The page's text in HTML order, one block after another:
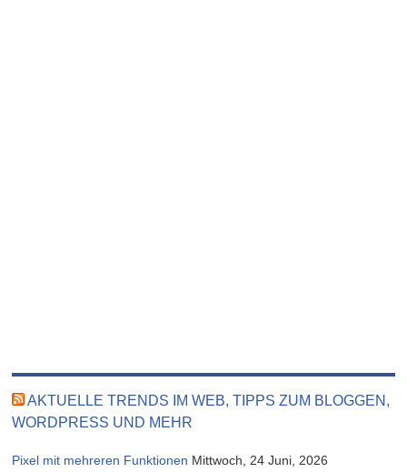
AKTUELLE TRENDS IM WEB, TIPPS ZUM BLOGGEN,
WORDPRESS UND MEHR
Pixel mit mehreren Funktionen Mittwoch, 24 Juni, 2026